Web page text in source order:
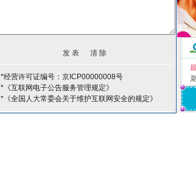
*经营许可证编号：京ICP00000008号
*《互联网电子公告服务管理规定》
*《全国人大常委会关于维护互联网安全的规定》